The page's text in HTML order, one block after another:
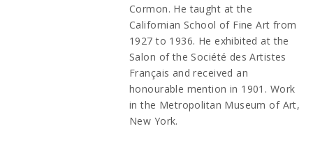
Cormon. He taught at the
Californian School of Fine Art from
1927 to 1936. He exhibited at the
Salon of the Société des Artistes
Français and received an
honourable mention in 1901. Work
in the Metropolitan Museum of Art,
New York.